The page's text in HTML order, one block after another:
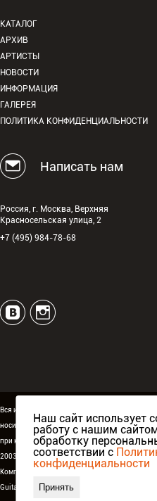
КАТАЛОГ
АРХИВ
АРТИСТЫ
НОВОСТИ
ИНФОРМАЦИЯ
ГАЛЕРЕЯ
ПОЛИТИКА КОНФИДЕНЦИАЛЬНОСТИ
Написать нам
Россия, г. Москва, Верхняя
Красносельская улица, 2
+7 (495) 984-78-68
Вся информация, размещённая на сайте
носит исключительно информационный
при каких условиях не является публичной
2003-2026 ©ESP Guitars . Все права
Компания Аваллон, официальный
Guitars
в России,
Наш сайт использует
работу с нашим
обработку
соответствии с
конфиденциальности
Принять